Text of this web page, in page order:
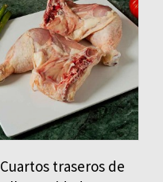
Cuartos traseros de